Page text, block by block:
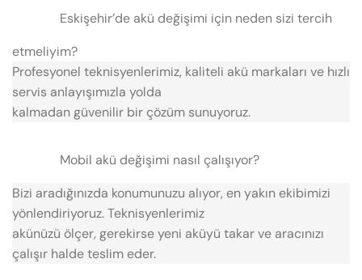
Eskişehir’de akü değişimi için neden sizi tercih
etmeliyim?
Profesyonel teknisyenlerimiz, kaliteli akü markaları ve hızlı
servis anlayışımızla yolda
kalmadan güvenilir bir çözüm sunuyoruz.
Mobil akü değişimi nasıl çalışıyor?
Bizi aradığınızda konumunuzu alıyor, en yakın ekibimizi
yönlendiriyoruz. Teknisyenlerimiz
akünüzü ölçer, gerekirse yeni aküyü takar ve aracınızı
çalışır halde teslim eder.